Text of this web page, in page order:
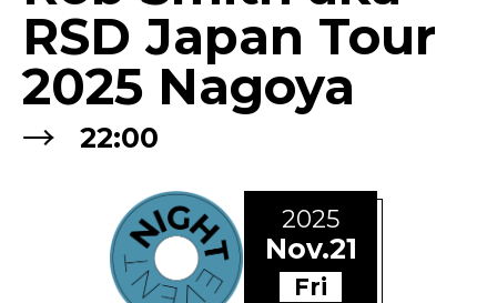
RSD Japan Tour
2025 Nagoya
→ 22:00
2025
Nov.21
Fri